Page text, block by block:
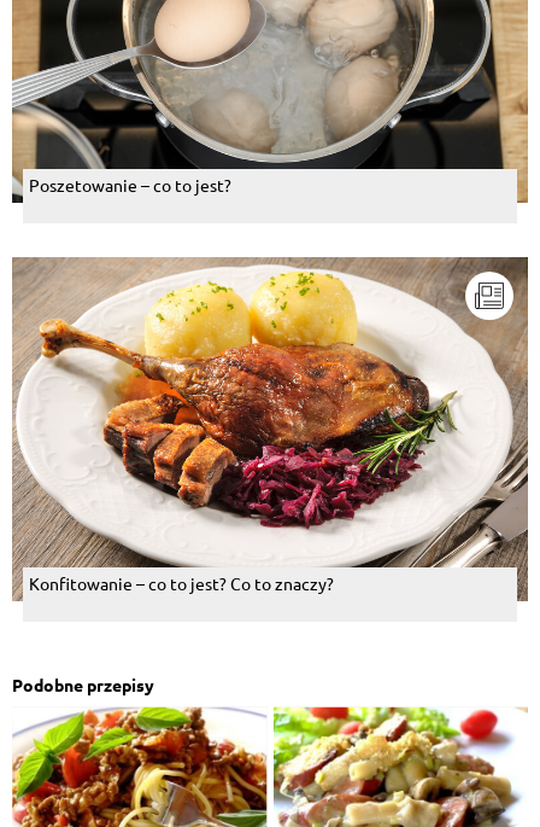
Poszetowanie – co to jest?
Konfitowanie – co to jest? Co to znaczy?
Podobne przepisy